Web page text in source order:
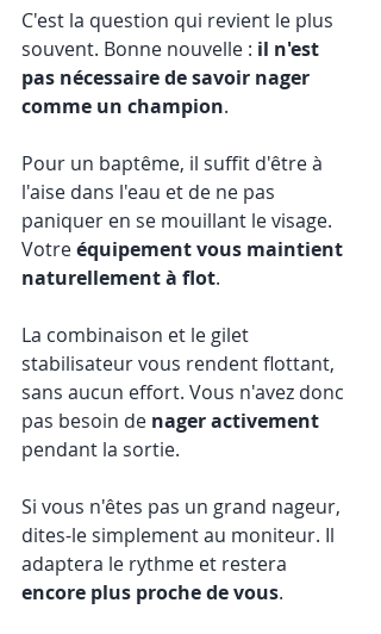
C'est la question qui revient le plus
souvent. Bonne nouvelle : il n'est
pas nécessaire de savoir nager
comme un champion.
Pour un baptême, il suffit d'être à
l'aise dans l'eau et de ne pas
paniquer en se mouillant le visage.
Votre équipement vous maintient
naturellement à flot.
La combinaison et le gilet
stabilisateur vous rendent flottant,
sans aucun effort. Vous n'avez donc
pas besoin de nager activement
pendant la sortie.
Si vous n'êtes pas un grand nageur,
dites-le simplement au moniteur. Il
adaptera le rythme et restera
encore plus proche de vous.